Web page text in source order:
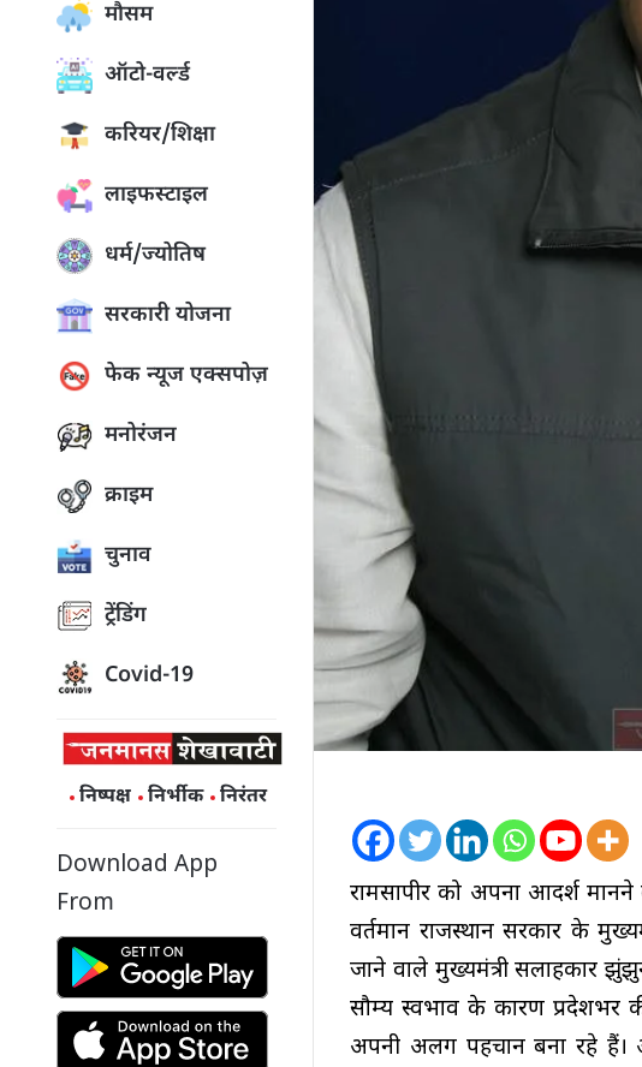
मौसम
ऑटो-वर्ल्ड
करियर/शिक्षा
लाइफस्टाइल
धर्म/ज्योतिष
सरकारी योजना
फेक न्यूज एक्सपोज़
मनोरंजन
क्राइम
चुनाव
ट्रेंडिंग
Covid-19
निष्पक्ष निर्भीक निरंतर
Download App
From
रामसापीर को अपना आदर्श
वर्तमान राजस्थान सरकार के
जाने वाले मुख्यमंत्री सलाहकार
सौम्य स्वभाव के कारण प्रदेशभर
अपनी अलग पहचान बना रहे